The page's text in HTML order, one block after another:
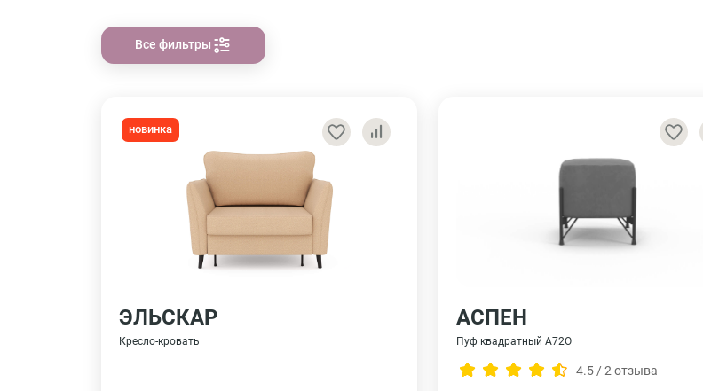
Все фильтры
новинка
ЭЛЬСКАР
Кресло-кровать
АСПЕН
Пуф квадратный A72O
4.5 / 2 отзыва